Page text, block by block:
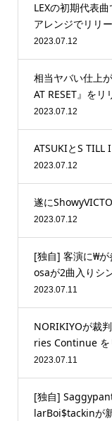
LEXの初期代表
アレンジでリリ
2023.07.12
相当ヤバい仕上
AT RESET』をリ
2023.07.12
ATSUKIとS TILL
2023.07.12
遂に
2023.07.12
[独自] 客演に₩
osaが2曲入りシ
2023.07.11
NORIKIYOが裁
ries Continue を
2023.07.11
[独自]
larBoi$tackinが